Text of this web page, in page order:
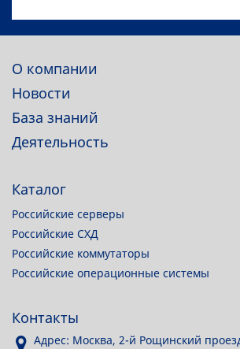
О компании
Новости
База знаний
Деятельность
Каталог
Российские серверы
Российские СХД
Российские коммутаторы
Российские операционные системы
Контакты
Адрес: Москва, 2-й Рощинский